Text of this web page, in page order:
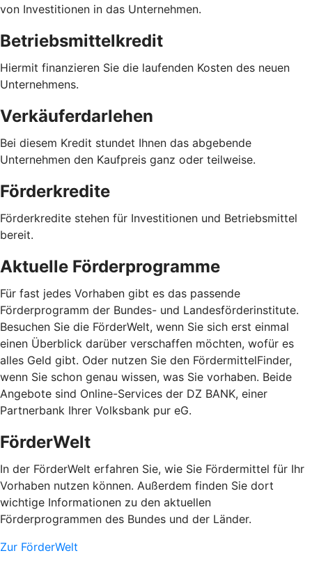
von Investitionen in das Unternehmen.
Betriebsmittelkredit
Hiermit finanzieren Sie die laufenden Kosten des neuen
Unternehmens.
Verkäuferdarlehen
Bei diesem Kredit stundet Ihnen das abgebende
Unternehmen den Kaufpreis ganz oder teilweise.
Förderkredite
Förderkredite stehen für Investitionen und Betriebsmittel
bereit.
Aktuelle Förderprogramme
Für fast jedes Vorhaben gibt es das passende
Förderprogramm der Bundes- und Landesförderinstitute.
Besuchen Sie die FörderWelt, wenn Sie sich erst einmal
einen Überblick darüber verschaffen möchten, wofür es
alles Geld gibt. Oder nutzen Sie den FördermittelFinder,
wenn Sie schon genau wissen, was Sie vorhaben. Beide
Angebote sind Online-Services der DZ BANK, einer
Partnerbank Ihrer Volksbank pur eG.
FörderWelt
In der FörderWelt erfahren Sie, wie Sie Fördermittel für Ihr
Vorhaben nutzen können. Außerdem finden Sie dort
wichtige Informationen zu den aktuellen
Förderprogrammen des Bundes und der Länder.
Zur FörderWelt